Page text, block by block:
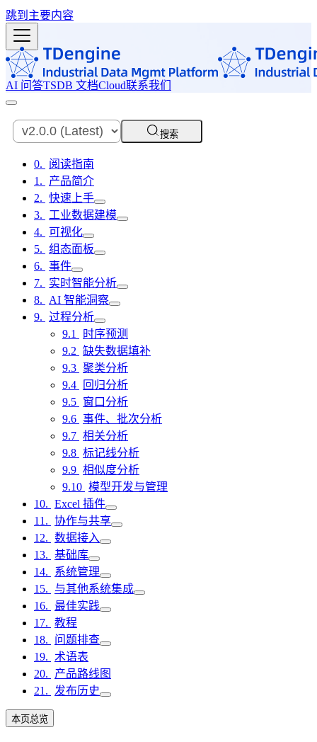
跳到主要内容
AI 问答TSDB 文档Cloud联系我们
搜索
阅读指南
产品简介
快速上手
工业数据建模
可视化
组态面板
事件
实时智能分析
AI 智能洞察
过程分析
时序预测
缺失数据填补
聚类分析
回归分析
窗口分析
事件、批次分析
相关分析
标记线分析
相似度分析
模型开发与管理
Excel 插件
协作与共享
数据接入
基础库
系统管理
与其他系统集成
最佳实践
教程
问题排查
术语表
产品路线图
发布历史
本页总览